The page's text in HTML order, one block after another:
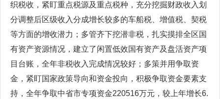
织税收，紧盯重点税源及重点税种，充分挖掘财政收入划
分调整后区级收入分成增长较多的车船税、增值税、契税
等方面的增收潜力；多管齐下挖潜非税，扎实摸排全区国
有资产资源情况，建立了闲置低效国有资产及盘活资产项
目台账，全年非税收入完成情况较好；多策并用争取资
金，紧盯国家政策导向和资金投向，积极争取资金要素支
持，全年争取中省市专项资金220516万元，较上年增长6.